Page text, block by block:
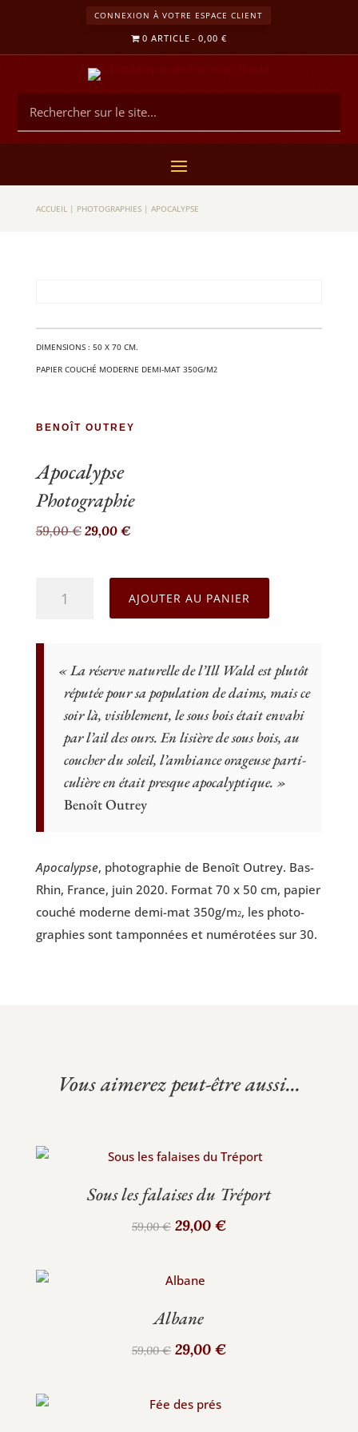
CONNEXION À VOTRE ESPACE CLIENT
0 ARTICLE 0,00 €
ACCUEIL| PHOTOGRAPHIES| APOCALYPSE
DIMEN­SIONS : 50 X 70 CM.
PAPIER COU­CHÉ MODERNE DEMI-MAT 350G/M2
BENOÎT OUTREY
Apocalypse
Pho­to­gra­phie
59,00€ Le
initial
59,00 €.
29,00 €Le
actuel
est :
29,00 €.
AJOUTER AU PANIER
«La réserve natu­relle de l’Ill Wald est plu­tôt
répu­tée pour sa popu­la­tion de daims, mais ce
soir là, visi­ble­ment, le sous bois était enva­hi
par l’ail des ours. En lisière de sous bois, au
cou­cher du soleil, l’ambiance ora­geuse par­ti­
cu­lière en était presque apocalyptique. »
Benoît Outrey
Apo­ca­lypse, pho­to­gra­phie de Benoît Outrey. Bas-
Rhin, France, juin 2020. For­mat 70 x 50 cm, papier
cou­ché moderne demi-mat 350g/m2, les pho­to­
gra­phies sont tam­pon­nées et numé­ro­tées sur 30.
Vous aimerez peut-être aussi...
Sous les falaises du Tréport
59,00€ Le
était :
59,00 €.
29,00 €Le
Albane
59,00€ Le
était :
29,00 €Le